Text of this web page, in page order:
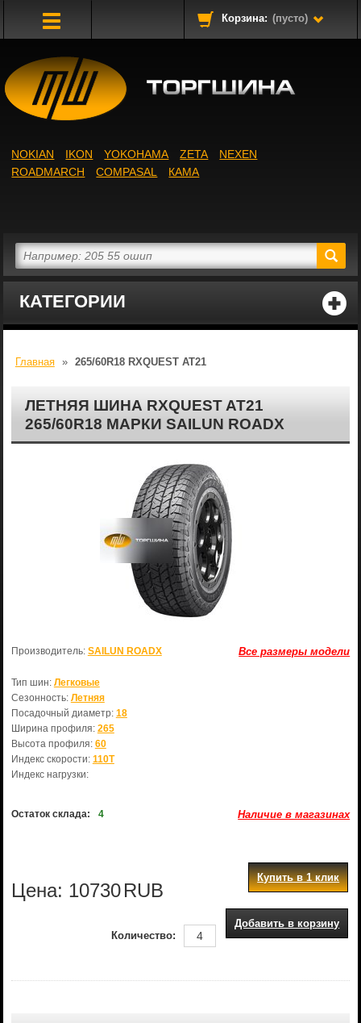
Корзина: (пусто)
КАТЕГОРИИ
NOKIAN IKON YOKOHAMA ZETA
NEXEN
ROADMARCH
COMPASAL КАМА
Главная » 265/60R18 RXQUEST AT21
ЛЕТНЯЯ ШИНА RXQUEST AT21
265/60R18 МАРКИ SAILUN ROADX
Все размеры модели
Производитель: SAILUN ROADX
Тип шин: Легковые
Сезонность: Летняя
Посадочный диаметр: 18
Ширина профиля: 265
Высота профиля: 60
Индекс скорости: 110T
Индекс нагрузки:
Остаток склада: 4 Наличие в магазинах
Цена: 10730RUB
Купить в 1 клик
Добавить в корзину
Количество: